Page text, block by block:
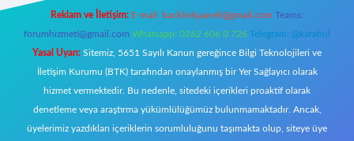
Reklam ve İletişim: E-mail: backlinkpaneli@gmail.com Teams:
forumhizmeti@gmail.com Whatsapp: 0262 606 0 726 Telegram: @karabul
Yasal Uyarı: Sitemiz, 5651 Sayılı Kanun gereğince Bilgi Teknolojileri ve
İletişim Kurumu (BTK) tarafından onaylanmış bir Yer Sağlayıcı olarak
hizmet vermektedir. Bu nedenle, sitedeki içerikleri proaktif olarak
denetleme veya araştırma yükümlülüğümüz bulunmamaktadır. Ancak,
üyelerimiz yazdıkları içeriklerin sorumluluğunu taşımakta olup, siteye üye